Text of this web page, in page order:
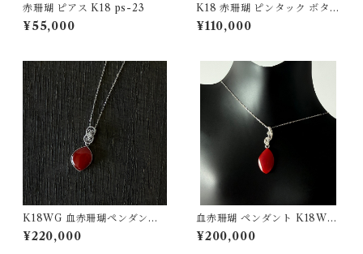
赤珊瑚 ピアス K18 ps-23
¥55,000
K18 赤珊瑚 ピンタック ボタン
チェーン付 fb-41
¥110,000
K18WG 血赤珊瑚ペンダント
D0.01 pd-50
¥220,000
血赤珊瑚 ペンダント K18WG
0.04ct
¥200,000